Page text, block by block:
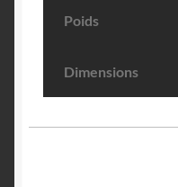
Poids
Dimensions